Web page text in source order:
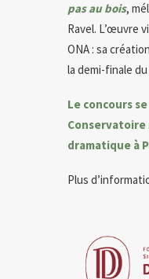
pas au bois,
Ravel. L’œuvre
ONA : sa
la demi-finale
Le concours
Conservatoire
dramatique à
Plus